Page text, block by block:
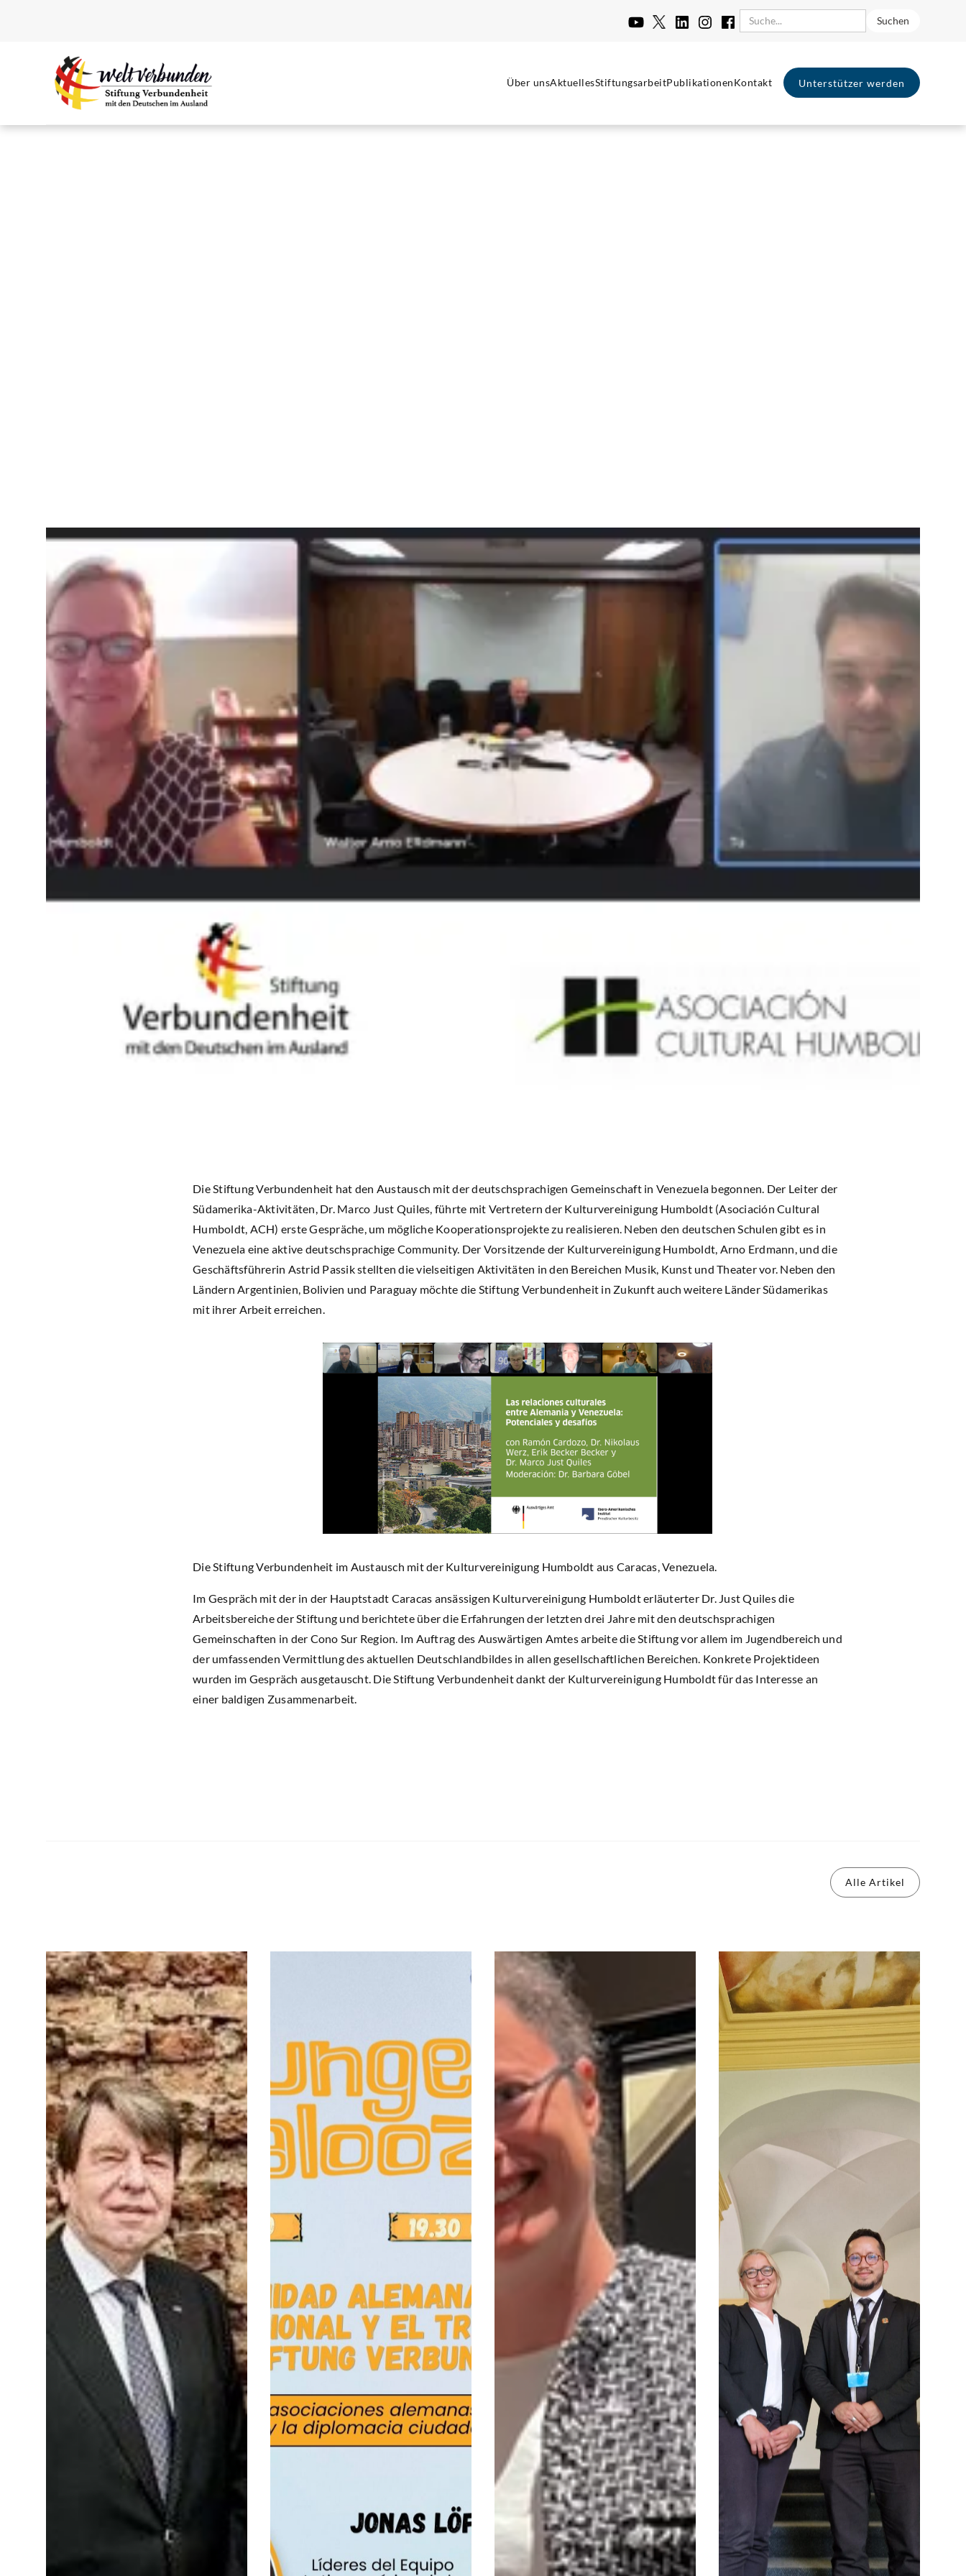
Über unsAktuellesStiftungsarbeitPublikationenKontakt Unterstützer werden
Die Stiftung Verbundenheit hat den Austausch mit der deutschsprachigen Gemeinschaft in Venezuela begonnen. Der Leiter der
Südamerika-Aktivitäten, Dr. Marco Just Quiles, führte mit Vertretern der Kulturvereinigung Humboldt (Asociación Cultural
Humboldt, ACH) erste Gespräche, um mögliche Kooperationsprojekte zu realisieren. Neben den deutschen Schulen gibt es in
Venezuela eine aktive deutschsprachige Community. Der Vorsitzende der Kulturvereinigung Humboldt, Arno Erdmann, und die
Geschäftsführerin Astrid Passik stellten die vielseitigen Aktivitäten in den Bereichen Musik, Kunst und Theater vor. Neben den
Ländern Argentinien, Bolivien und Paraguay möchte die Stiftung Verbundenheit in Zukunft auch weitere Länder Südamerikas
mit ihrer Arbeit erreichen.
Die Stiftung Verbundenheit im Austausch mit der Kulturvereinigung Humboldt aus Caracas, Venezuela.
Im Gespräch mit der in der Hauptstadt Caracas ansässigen Kulturvereinigung Humboldt erläuterter Dr. Just Quiles die
Arbeitsbereiche der Stiftung und berichtete über die Erfahrungen der letzten drei Jahre mit den deutschsprachigen
Gemeinschaften in der Cono Sur Region. Im Auftrag des Auswärtigen Amtes arbeite die Stiftung vor allem im Jugendbereich und
der umfassenden Vermittlung des aktuellen Deutschlandbildes in allen gesellschaftlichen Bereichen. Konkrete Projektideen
wurden im Gespräch ausgetauscht. Die Stiftung Verbundenheit dankt der Kulturvereinigung Humboldt für das Interesse an
einer baldigen Zusammenarbeit.
Alle Artikel